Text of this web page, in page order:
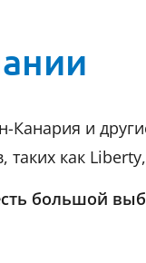
и
таких как
большой